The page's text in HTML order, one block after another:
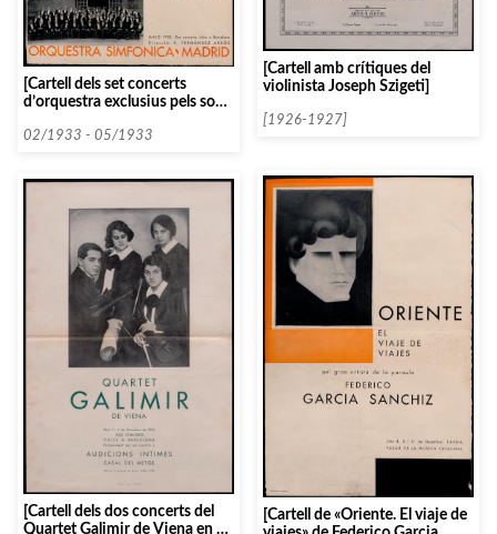
[Cartell dels set concerts
d’orquestra exclusius pels socis
Càmera va organitzar al Palau
02/1933 - 05/1933
[Cartell amb crítiques del
violinista Joseph Szigeti]
[1926-1927]
[Cartell dels dos concerts del
Quartet Galimir de Viena en el
[Cartell de «Oriente. El viaje de